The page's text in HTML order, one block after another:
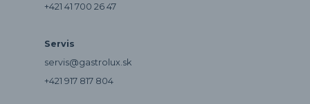
+421 41 700 26 47
Servis
servis@gastrolux.sk
+421 917 817 804